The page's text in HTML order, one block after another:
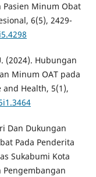
Minum Obat
6(5), 2429-
(2024). Hubungan
Minum OAT pada
and Health, 5(1),
Dan Dukungan
Pada Penderita
Sukabumi Kota
Pengembangan